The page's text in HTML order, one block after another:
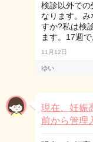
検診以外での
なります。
すか?私は検
ます。17週
11月12日
ゆい
現在、妊娠
前から管理